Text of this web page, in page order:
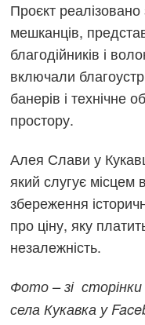
Проєкт реалізовано
мешканців,
благодійників і
включали
банерів і технічне
простору.
Алея Слави у
який слугує
збереження
про ціну, яку
незалежність.
Фото – зі
села Кукавка у